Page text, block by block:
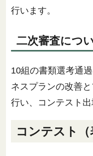
行います。
二次審査につ
10組の書類選考通
ネスプランの改善
行い、コンテスト出
コンテスト